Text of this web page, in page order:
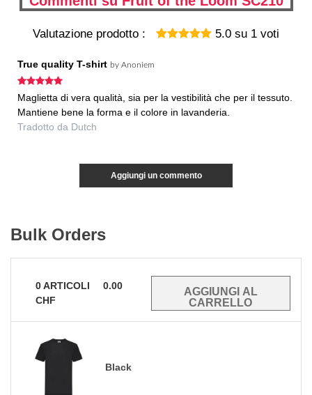
Valutazione prodotto : 5.0 su 1 voti
True quality T-shirt by Anoniem
Maglietta di vera qualità, sia per la vestibilità che per il tessuto.
Mantiene bene la forma e il colore in lavanderia.
Tradotto da Dutch
Aggiungi un commento
Bulk Orders
0ARTICOLI
0.00
CHF
Black